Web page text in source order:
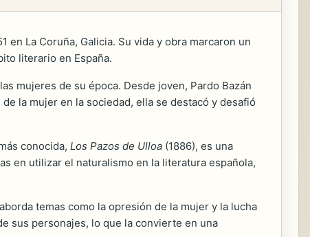
La Coruña, Galicia. Su vida y obra marcaron un
literario en España.
mujeres de su época. Desde joven, Pardo Bazán
la mujer en la sociedad, ella se destacó y desafió
conocida, Los Pazos de Ulloa (1886), es una
en utilizar el naturalismo en la literatura española,
temas como la opresión de la mujer y la lucha
sus personajes, lo que la convierte en una